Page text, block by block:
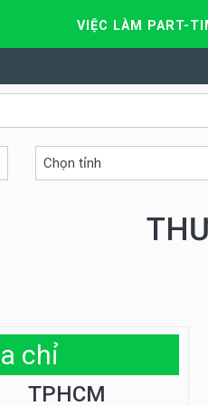
VIỆC LÀM PART-
chỉ
TPHCM